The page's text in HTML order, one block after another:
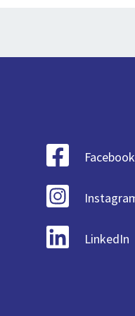
Facebook
LinkedIn